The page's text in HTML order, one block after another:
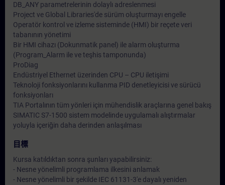
DB_ANY parametrelerinin dolaylı adreslenmesi
Project ve Global Libraries'de sürüm oluşturmayı engelle
Operatör kontrol ve izleme sisteminde (HMI) bir reçete veri
tabanının yönetimi
Bir HMI cihazı (Dokunmatik panel) ile alarm oluşturma
(Program_Alarm ile ve teşhis tamponunda)
ProDiag
Endüstriyel Ethernet üzerinden CPU – CPU iletişimi
Teknoloji fonksiyonlarını kullanma PID denetleyicisi ve sürücü
fonksiyonları
TIA Portalının tüm yönleri için mühendislik araçlarına genel bakış
SIMATIC S7-1500 sistem modelinde uygulamalı alıştırmalar
yoluyla içeriğin daha derinden anlaşılması
目標
Kursa katıldıktan sonra şunları yapabilirsiniz:
- Nesne yönelimli programlama ilkesini anlamak
- Nesne yönelimli bir şekilde IEC 61131-3'e dayalı yeniden